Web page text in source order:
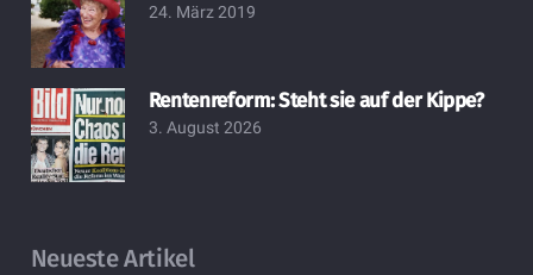
24. März 2019
Rentenreform: Steht sie auf der Kippe?
3. August 2026
Neueste Artikel